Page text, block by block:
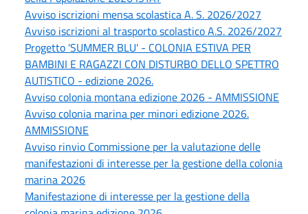
Avviso iscrizioni mensa scolastica A. S. 2026/2027
Avviso iscrizioni al trasporto scolastico A.S. 2026/2027
Progetto 'SUMMER BLU' - COLONIA ESTIVA PER
BAMBINI E RAGAZZI CON DISTURBO DELLO SPETTRO
AUTISTICO - edizione 2026.
Avviso colonia montana edizione 2026 - AMMISSIONE
Avviso colonia marina per minori edizione 2026.
AMMISSIONE
Avviso rinvio Commissione per la valutazione delle
manifestazioni di interesse per la gestione della colonia
marina 2026
Manifestazione di interesse per la gestione della